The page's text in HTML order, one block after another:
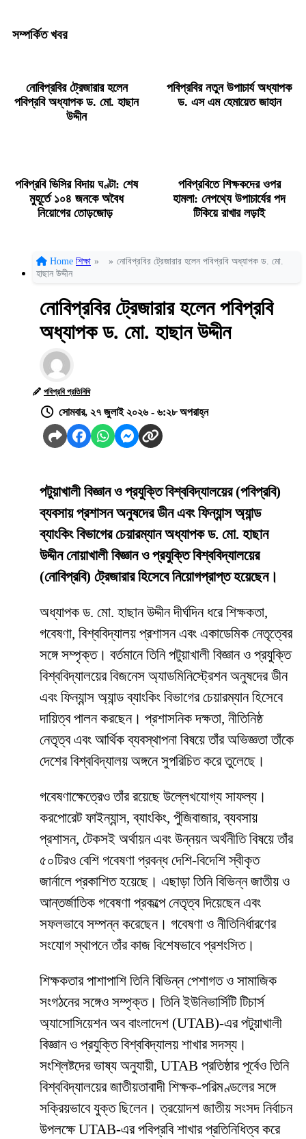
সম্পর্কিত খবর
নোবিপ্রবির ট্রেজারার হলেন
পবিপ্রবি অধ্যাপক ড. মো. হাছান
উদ্দীন
পবিপ্রবির নতুন উপাচার্য অধ্যাপক
ড. এস এম হেমায়েত জাহান
পবিপ্রবি ভিসির বিদায় ঘণ্টা: শেষ
মুহূর্তে ১০৪ জনকে অবৈধ
নিয়োগের তোড়জোড়
পবিপ্রবিতে শিক্ষকদের ওপর
হামলা: নেপথ্যে উপাচার্যের পদ
টিকিয়ে রাখার লড়াই
Home শিক্ষা » » নোবিপ্রবির ট্রেজারার হলেন পবিপ্রবি অধ্যাপক ড. মো.
হাছান উদ্দীন
নোবিপ্রবির ট্রেজারার হলেন পবিপ্রবি
অধ্যাপক ড. মো. হাছান উদ্দীন
পবিপ্রবি প্রতিনিধি
সোমবার, ২৭ জুলাই ২০২৬ - ৬:২৮ অপরাহ্ন
পটুয়াখালী বিজ্ঞান ও প্রযুক্তি বিশ্ববিদ্যালয়ের (পবিপ্রবি)
ব্যবসায় প্রশাসন অনুষদের ডীন এবং ফিন্যান্স অ্যান্ড
ব্যাংকিং বিভাগের চেয়ারম্যান অধ্যাপক ড. মো. হাছান
উদ্দীন নোয়াখালী বিজ্ঞান ও প্রযুক্তি বিশ্ববিদ্যালয়ের
(নোবিপ্রবি) ট্রেজারার হিসেবে নিয়োগপ্রাপ্ত হয়েছেন।
অধ্যাপক ড. মো. হাছান উদ্দীন দীর্ঘদিন ধরে শিক্ষকতা,
গবেষণা, বিশ্ববিদ্যালয় প্রশাসন এবং একাডেমিক নেতৃত্বের
সঙ্গে সম্পৃক্ত। বর্তমানে তিনি পটুয়াখালী বিজ্ঞান ও প্রযুক্তি
বিশ্ববিদ্যালয়ের বিজনেস অ্যাডমিনিস্ট্রেশন অনুষদের ডীন
এবং ফিন্যান্স অ্যান্ড ব্যাংকিং বিভাগের চেয়ারম্যান হিসেবে
দায়িত্ব পালন করছেন। প্রশাসনিক দক্ষতা, নীতিনিষ্ঠ
নেতৃত্ব এবং আর্থিক ব্যবস্থাপনা বিষয়ে তাঁর অভিজ্ঞতা তাঁকে
দেশের বিশ্ববিদ্যালয় অঙ্গনে সুপরিচিত করে তুলেছে।
গবেষণাক্ষেত্রেও তাঁর রয়েছে উল্লেখযোগ্য সাফল্য।
করপোরেট ফাইন্যান্স, ব্যাংকিং, পুঁজিবাজার, ব্যবসায়
প্রশাসন, টেকসই অর্থায়ন এবং উন্নয়ন অর্থনীতি বিষয়ে তাঁর
৫০টিরও বেশি গবেষণা প্রবন্ধ দেশি-বিদেশি স্বীকৃত
জার্নালে প্রকাশিত হয়েছে। এছাড়া তিনি বিভিন্ন জাতীয় ও
আন্তর্জাতিক গবেষণা প্রকল্পে নেতৃত্ব দিয়েছেন এবং
সফলভাবে সম্পন্ন করেছেন। গবেষণা ও নীতিনির্ধারণের
সংযোগ স্থাপনে তাঁর কাজ বিশেষভাবে প্রশংসিত।
শিক্ষকতার পাশাপাশি তিনি বিভিন্ন পেশাগত ও সামাজিক
সংগঠনের সঙ্গেও সম্পৃক্ত। তিনি ইউনিভার্সিটি টিচার্স
অ্যাসোসিয়েশন অব বাংলাদেশ (UTAB)-এর পটুয়াখালী
বিজ্ঞান ও প্রযুক্তি বিশ্ববিদ্যালয় শাখার সদস্য।
সংশ্লিষ্টদের ভাষ্য অনুযায়ী, UTAB প্রতিষ্ঠার পূর্বেও তিনি
বিশ্ববিদ্যালয়ের জাতীয়তাবাদী শিক্ষক-পরিমণ্ডলের সঙ্গে
সক্রিয়ভাবে যুক্ত ছিলেন। ত্রয়োদশ জাতীয় সংসদ নির্বাচন
উপলক্ষে UTAB-এর পবিপ্রবি শাখার প্রতিনিধিত্ব করে